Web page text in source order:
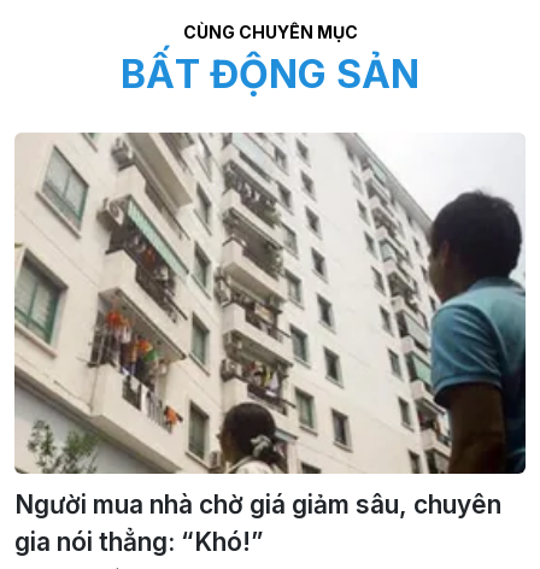
CÙNG CHUYÊN MỤC
BẤT ĐỘNG SẢN
Người mua nhà chờ giá giảm sâu, chuyên
gia nói thẳng: “Khó!”